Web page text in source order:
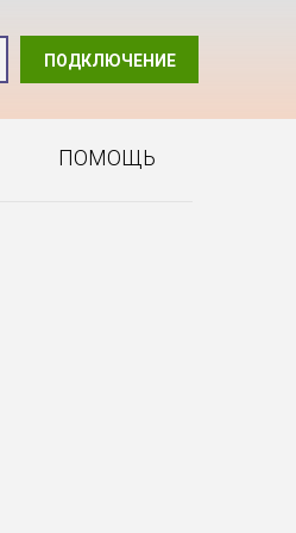
ПОДКЛЮЧЕНИЕ
ПОМОЩЬ